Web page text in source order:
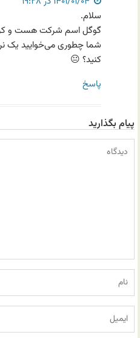
سلام.
گوگل اسم شرکت هست و
شما چطوری می‌خوایید یک
کنید؟ 😐
پاسخ
پیام بگذارید